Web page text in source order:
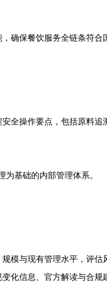
确保餐饮服务全链条符
全操作要点，包括原料追
基础的内部管理体系。
与现有管理水平，评
信息、官方解读与合规